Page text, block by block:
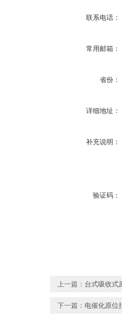
联系电话：
常用邮箱：
省份：
详细地址：
补充说明：
验证码：
上一篇： 台式吸收式
下一篇： 电催化原位